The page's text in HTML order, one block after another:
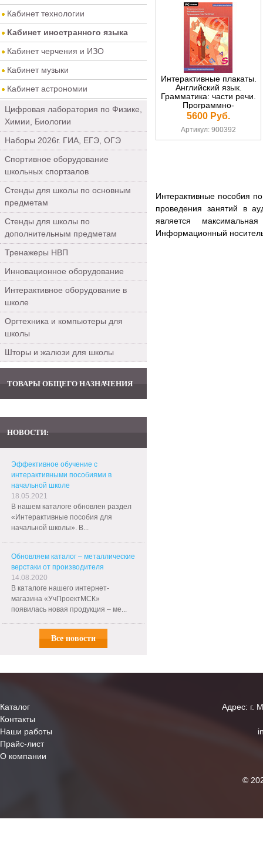
Кабинет технологии
Кабинет иностранного языка
Кабинет черчения и ИЗО
Кабинет музыки
Кабинет астрономии
Цифровая лаборатория по Физике,
Химии, Биологии
Наборы 2026г. ГИА, ЕГЭ, ОГЭ
Спортивное оборудование
школьных спортзалов
Стенды для школы по основным
предметам
Стенды для школы по
дополнительным предметам
Тренажеры НВП
Инновационное оборудование
Интерактивное оборудование в
школе
Оргтехника и компьютеры для
школы
Шторы и жалюзи для школы
ТОВАРЫ ОБЩЕГО НАЗНАЧЕНИЯ
НОВОСТИ:
Эффективное обучение с
интерактивными пособиями в
начальной школе
18.05.2021
В нашем каталоге обновлен раздел
«Интерактивные пособия для
начальной школы». В...
Обновляем каталог – металлические
верстаки от производителя
14.08.2020
В каталоге нашего интернет-
магазина «УчПроектМСК»
появилась новая продукция – ме...
Все новости
Интерактивные плакаты.
Английский язык.
Грамматика: части речи.
Программно-
методический комплекс
(DVD-box)
5600 Руб.
Артикул: 900392
Интерактивные пособия
проведения занятий в
является
Информационный
Каталог
Контакты
Наши работы
Прайс-лист
О компании
Адрес: г.
©